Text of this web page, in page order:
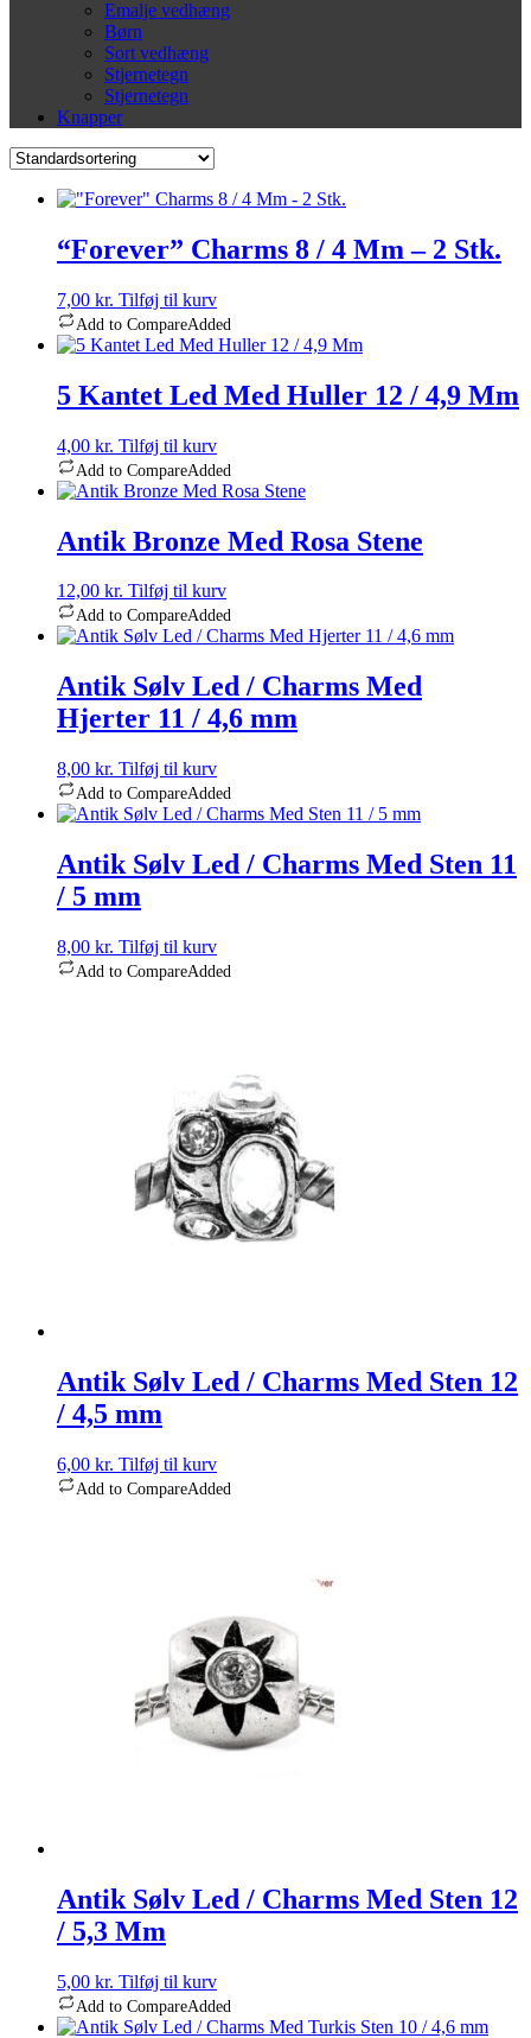
Emalje vedhæng
Børn
Sort vedhæng
Stjernetegn
Stjernetegn
Knapper
“Forever” Charms 8 / 4 Mm – 2 Stk.
7,00 kr. Tilføj til kurv
Add to CompareAdded
5 Kantet Led Med Huller 12 / 4,9 Mm
4,00 kr. Tilføj til kurv
Add to CompareAdded
Antik Bronze Med Rosa Stene
12,00 kr. Tilføj til kurv
Add to CompareAdded
Antik Sølv Led / Charms Med
Hjerter 11 / 4,6 mm
8,00 kr. Tilføj til kurv
Add to CompareAdded
Antik Sølv Led / Charms Med Sten 11
/ 5 mm
8,00 kr. Tilføj til kurv
Add to CompareAdded
Antik Sølv Led / Charms Med Sten 12
/ 4,5 mm
6,00 kr. Tilføj til kurv
Add to CompareAdded
Antik Sølv Led / Charms Med Sten 12
/ 5,3 Mm
5,00 kr. Tilføj til kurv
Add to CompareAdded